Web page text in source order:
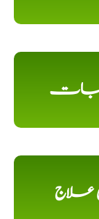
جات
علاج